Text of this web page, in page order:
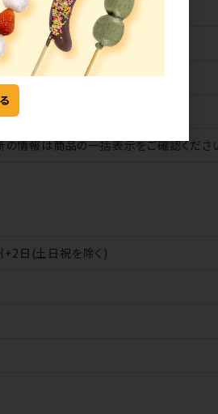
情報は商品の一括表示をご確認くださ
+2日(土日祝を除く)